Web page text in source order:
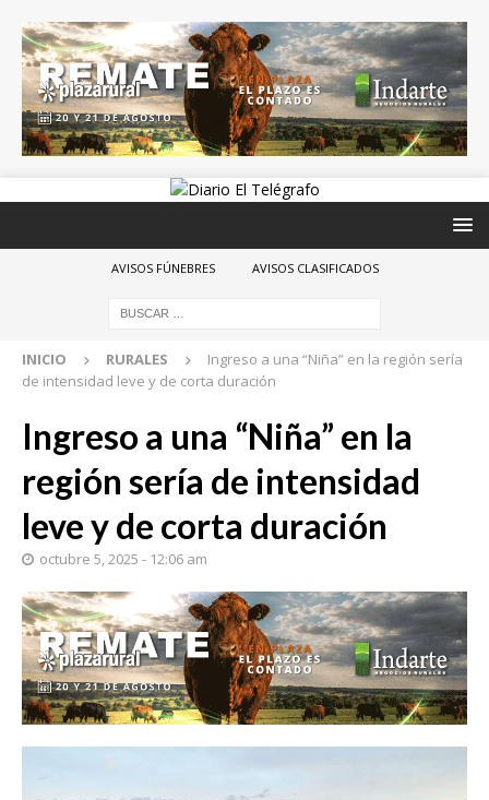
AVISOS FÚNEBRES AVISOS CLASIFICADOS
INICIO RURALES
Ingreso a una “Niña” en la región sería
de intensidad leve y de corta duración
Ingreso a una “Niña” en la
región sería de intensidad
leve y de corta duración
octubre 5, 2025 - 12:06 am